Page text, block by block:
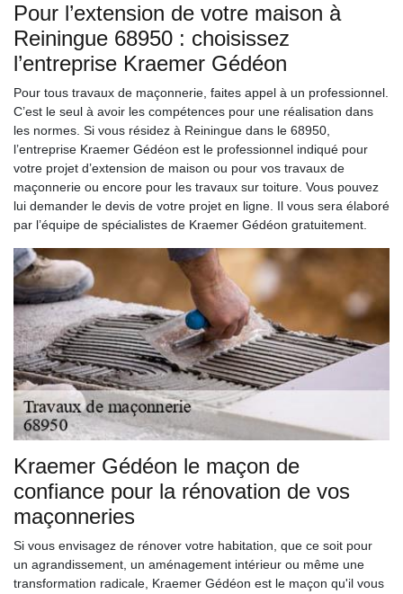
Pour l’extension de votre maison à
Reiningue 68950 : choisissez
l’entreprise Kraemer Gédéon
Pour tous travaux de maçonnerie, faites appel à un professionnel.
C’est le seul à avoir les compétences pour une réalisation dans
les normes. Si vous résidez à Reiningue dans le 68950,
l’entreprise Kraemer Gédéon est le professionnel indiqué pour
votre projet d’extension de maison ou pour vos travaux de
maçonnerie ou encore pour les travaux sur toiture. Vous pouvez
lui demander le devis de votre projet en ligne. Il vous sera élaboré
par l’équipe de spécialistes de Kraemer Gédéon gratuitement.
Kraemer Gédéon le maçon de
confiance pour la rénovation de vos
maçonneries
Si vous envisagez de rénover votre habitation, que ce soit pour
un agrandissement, un aménagement intérieur ou même une
transformation radicale, Kraemer Gédéon est le maçon qu'il vous